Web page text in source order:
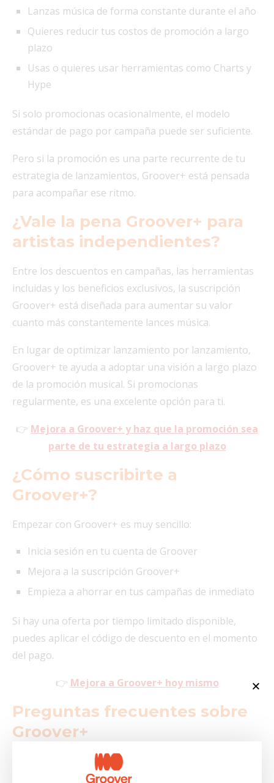
Lanzas música de forma constante durante el año
Quieres reducir tus costos de promoción a largo
plazo
Usas o quieres usar herramientas como Charts y
Hype
Si solo promocionas ocasionalmente, el modelo
estándar de pago por campaña puede ser suficiente.
Pero si la promoción es una parte recurrente de tu
estrategia de lanzamientos, Groover+ está pensada
para acompañar ese ritmo.
¿Vale la pena Groover+ para
artistas independientes?
Entre los descuentos en campañas, las herramientas
incluidas y los beneficios exclusivos, la suscripción
Groover+ está diseñada para aumentar su valor
cuanto más constantemente lances música.
En lugar de optimizar lanzamiento por lanzamiento,
Groover+ te ayuda a adoptar una visión a largo plazo
de la promoción musical. Si promocionas
regularmente, es una excelente opción para ti.
👉 Mejora a Groover+ y haz que la promoción sea
parte de tu estrategia a largo plazo
¿Cómo suscribirte a
Groover+?
Empezar con Groover+ es muy sencillo:
Inicia sesión en tu cuenta de Groover
Mejora a la suscripción Groover+
Empieza a ahorrar en tus campañas de inmediato
Si hay una oferta por tiempo limitado disponible,
puedes aplicar el código de descuento en el momento
del pago.
👉 Mejora a Groover+ hoy mismo
Preguntas frecuentes sobre
Groover+
¿Es Groover+ una buena